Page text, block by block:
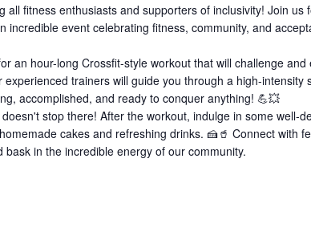
all fitness enthusiasts and supporters of inclusivity! Join us
incredible event celebrating fitness, community, and
an hour-long Crossfit-style workout that will challenge
experienced trainers will guide you through a high-intensity
accomplished, and ready to conquer anything! 💪💥
stop there! After the workout, indulge in some well-
cakes and refreshing drinks. 🍰🥤 Connect with
bask in the incredible energy of our community.